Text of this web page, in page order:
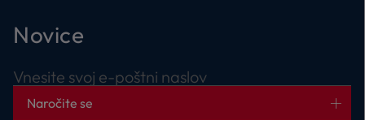
Novice
Vnesite svoj e-poštni naslov
Naročite se